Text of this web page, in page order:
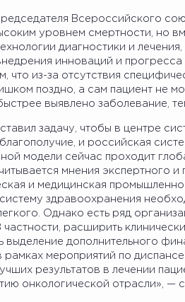
Всероссийского
уровнем смертности, но
диагностики и
инноваций и
что из-за отсутствия
поздно, а сам пациент не
выявлено заболевание,
задачу, чтобы в центре
и российская
модели сейчас проходит
мнения экспертного и
и медицинская
систему здравоохранения
Однако есть ряд
частности, расширить
выделение дополнительного
рамках мероприятий по
результатов в лечении
онкологической отрасли», —